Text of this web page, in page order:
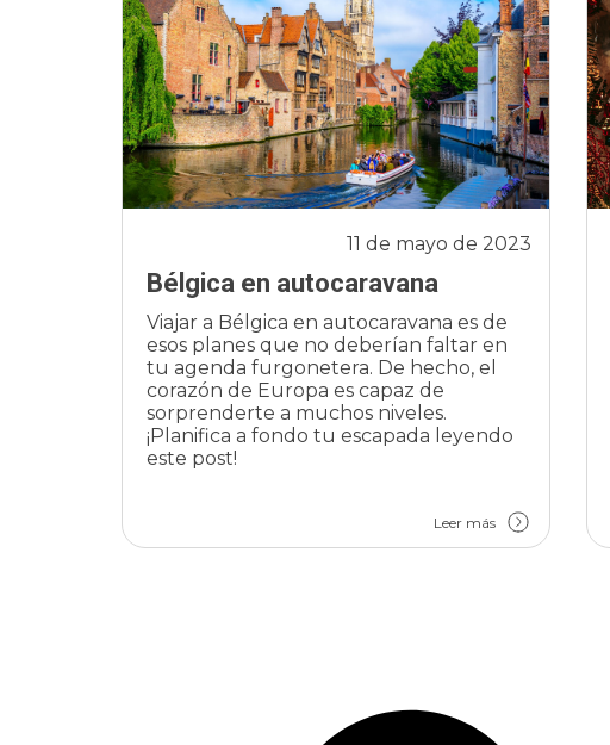
Bélgica en autocaravana
11 de mayo de 2023
Viajar a Bélgica en autocaravana es de
esos planes que no deberían faltar en
tu agenda furgonetera. De hecho, el
corazón de Europa es capaz de
sorprenderte a muchos niveles.
¡Planifica a fondo tu escapada leyendo
este post!
Leer más